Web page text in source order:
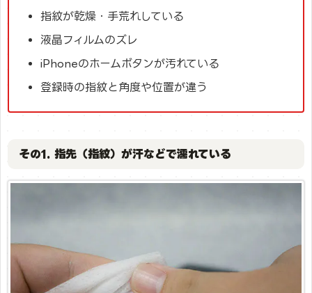
指紋が乾燥・手荒れしている
液晶フィルムのズレ
iPhoneのホームボタンが汚れている
登録時の指紋と角度や位置が違う
その1. 指先（指紋）が汗などで濡れている